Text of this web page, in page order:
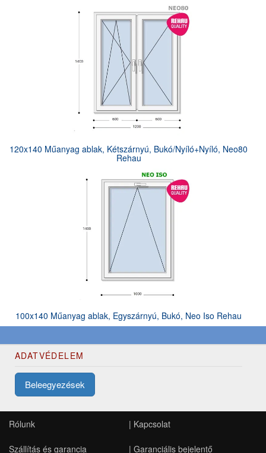
120x140 Műanyag ablak, Kétszárnyú, Bukó/Nyíló+Nyíló, Neo80
Rehau
100x140 Műanyag ablak, Egyszárnyú, Bukó, Neo Iso Rehau
ADATVÉDELEM
Beleegyezések
Rólunk
Szállítás és garancia
| Kapcsolat
| Garanciális bejelentő